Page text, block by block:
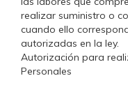
realizar suministro o
cuando ello
autorizadas en la ley.
Autorización para
Personales